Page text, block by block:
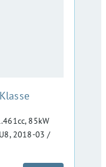
85kW
2018-03 /